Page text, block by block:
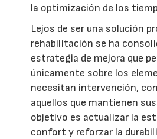
la optimización de los
Lejos de ser una solución
rehabilitación se ha
estrategia de mejora que
únicamente sobre los
necesitan intervención,
aquellos que mantienen
objetivo es actualizar la
confort y reforzar la